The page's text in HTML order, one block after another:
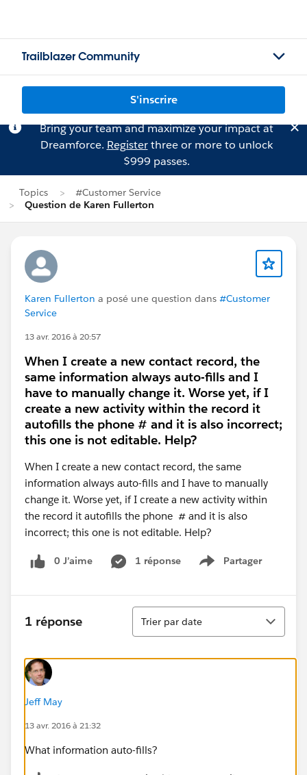
Trailblazer Community
S'inscrire
Bring your team and maximize your impact at
Dreamforce. Registerthree or more to unlock
$999 passes.
Topics
#Customer Service
Question de Karen Fullerton
Karen Fullerton a posé une question dans #Customer
Service
13 avr. 2016 à 20:57
When I create a new contact record, the
same information always auto-fills and I
have to manually change it. Worse yet, if I
create a new activity within the record it
autofills the phone # and it is also incorrect;
this one is not editable. Help?
When I create a new contact record, the same
information always auto-fills and I have to manually
change it. Worse yet, if I create a new activity within
the record it autofills the phone # and it is also
incorrect; this one is not editable. Help?
0 J’aime 1 réponse Partager
Show menu
1 réponse
Tri
Trier par date
Jeff May
13 avr. 2016 à 21:32
What information auto-fills?